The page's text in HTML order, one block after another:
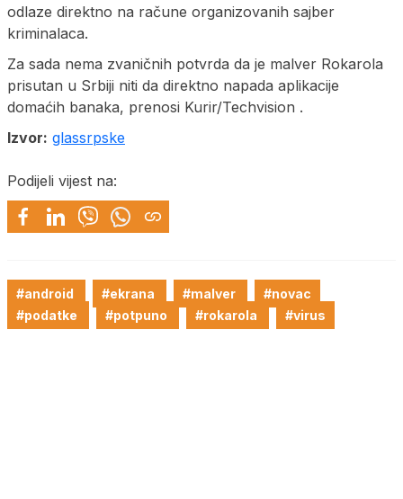
odlaze direktno na račune organizovanih sajber
kriminalaca.
Za sada nema zvaničnih potvrda da je malver Rokarola
prisutan u Srbiji niti da direktno napada aplikacije
domaćih banaka, prenosi Kurir/Techvision .
Izvor: glassrpske
Podijeli vijest na:
#android #ekrana #malver
#novac
#podatke
#potpuno #rokarola #virus